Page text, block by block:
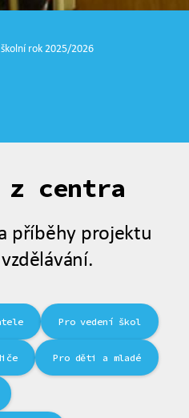
rok 2025/2026
z centra
příběhy projektu
Pro vedení škol
Pro děti a mladé